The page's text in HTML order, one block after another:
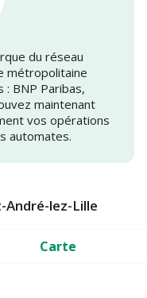
du réseau
métropolitaine
: BNP Paribas,
maintenant
vos opérations
automates.
André-lez-Lille
Carte